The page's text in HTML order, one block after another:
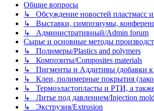
Общие вопросы
↳ Обсуждение новостей пластмасс и
↳ Выставки, симпозиумы,
↳ Административный/Admin forum
Сырье и основные методы
↳ Полимеры/Plastics and polymers
↳ Композиты/Сomposites materials
↳ Пигменты и Аддитивы (добавки к
↳ Клеи, полимерные покрытия
↳ Термоэластопласты и РТИ, а
↳ Литье под давлением/Injection
↳ Экструзия/Extrusion